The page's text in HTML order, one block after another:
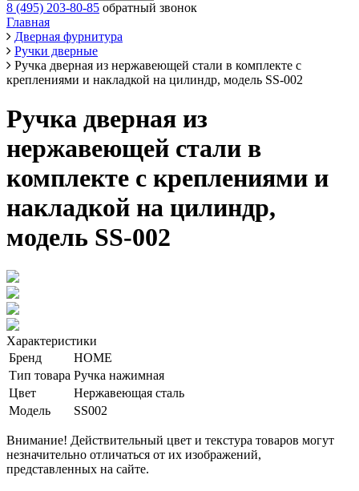
8 (495) 203-80-85 обратный звонок
Главная
Дверная фурнитура
Ручки дверные
Ручка дверная из нержавеющей стали в комплекте с
креплениями и накладкой на цилиндр, модель SS-002
Ручка дверная из
нержавеющей стали в
комплекте с креплениями и
накладкой на цилиндр,
модель SS-002
Характеристики
Бренд
HOME
Тип товара Ручка нажимная
Цвет
Нержавеющая сталь
Модель
SS002
Внимание! Действительный цвет и текстура товаров могут
незначительно отличаться от их изображений,
представленных на сайте.